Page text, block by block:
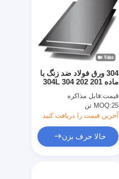
304 ورق فولاد ضد زنگ با
ماده 201 202 304 304L
316Ti 317 317L 321
347H 405 409 410 420
430 و غیره
قیمت:قابل مذاکره
MOQ:25 تن
آخرین قیمت را دریافت کنید
حالا حرف بزن